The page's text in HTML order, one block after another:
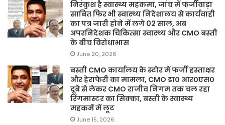
निरंकुश है स्वास्थ्य महकमा, जांच में फर्जीवाड़ा
साबित फिर भी स्वास्थ्य निदेशालय से कार्यवाही
का पत्र जारी होने में लगे 02 साल, अब
अपरनिदेशक चिकित्सा स्वास्थ्य और CMO बस्ती
के बीच विरोधाभास
June 20, 2026
बस्ती CMO कार्यालय के स्टोर में फर्जी हस्ताक्षर
और हेराफेरी का मामला, CMO डा० आर०एस०
दूबे से लेकर CMO राजीव निगम तक चल रहा
रिंगमास्टर का सिक्का, बस्ती के स्वास्थ्य
महकमें में लूट
June 15, 2026